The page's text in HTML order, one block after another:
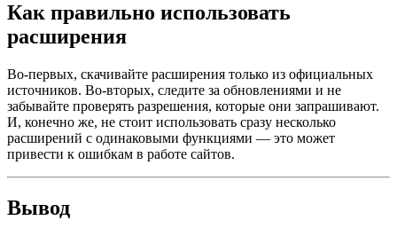
Как правильно использовать
расширения
Во-первых, скачивайте расширения только из официальных
источников. Во-вторых, следите за обновлениями и не
забывайте проверять разрешения, которые они запрашивают.
И, конечно же, не стоит использовать сразу несколько
расширений с одинаковыми функциями — это может
привести к ошибкам в работе сайтов.
Вывод